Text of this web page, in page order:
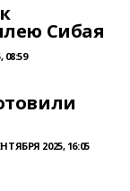
Сибая
08:59
2025, 16:05